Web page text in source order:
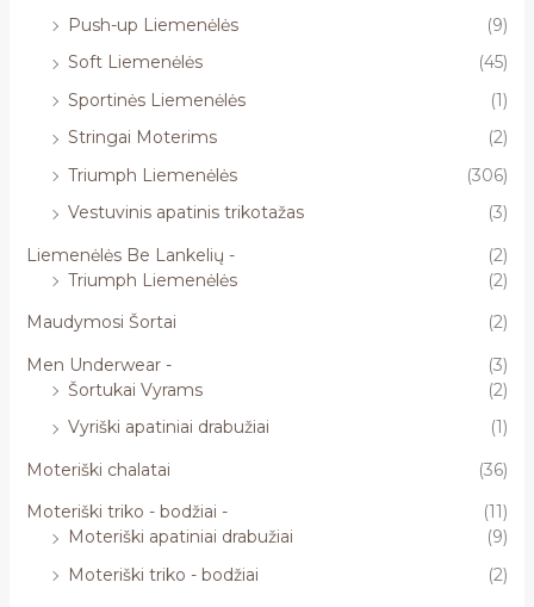
Push-up Liemenėlės
(9)
Soft Liemenėlės
(45)
Sportinės Liemenėlės
(1)
Stringai Moterims
(2)
Triumph Liemenėlės
(306)
Vestuvinis apatinis trikotažas
(3)
Liemenėlės Be Lankelių -
(2)
Triumph Liemenėlės
(2)
Maudymosi Šortai
(2)
Men Underwear -
(3)
Šortukai Vyrams
(2)
Vyriški apatiniai drabužiai
(1)
Moteriški chalatai
(36)
Moteriški triko - bodžiai -
(11)
Moteriški apatiniai drabužiai
(9)
Moteriški triko - bodžiai
(2)